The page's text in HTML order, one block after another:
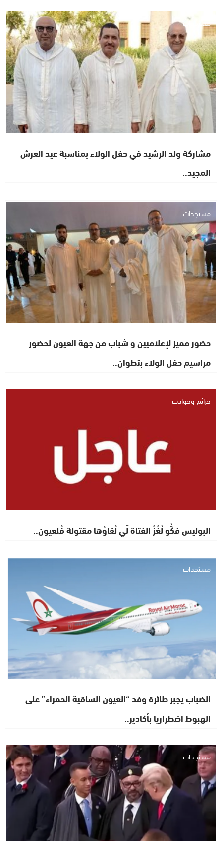
مستجدات
مشاركة ولد الرشيد في حفل الولاء بمناسبة عيد العرش
المجيد..
مستجدات
حضور مميز لإعلاميين و شباب من جهة العيون لحضور
مراسيم حفل الولاء بتطوان..
جرائم وحوادث
البوليس فَكُّو لُغْزْ الفتاة لِّي لْقَاوْهَا مَقتولة فْلعيون..
مستجدات
الضباب يجبر طائرة وفد “العيون الساقية الحمراء” على
الهبوط اضطرارياً بأكادير..
مستجدات